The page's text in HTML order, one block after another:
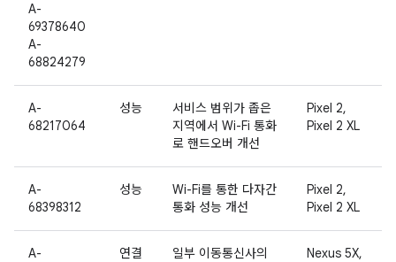
A-
69378640
A-
68824279
A-
68217064
성능
서비스 범위가 좁은
지역에서 Wi-Fi 통화
로 핸드오버 개선
Pixel 2,
Pixel 2 XL
A-
68398312
성능
Wi-Fi를 통한 다자간
통화 성능 개선
Pixel 2,
Pixel 2 XL
A-
연결
일부 이동통신사의
Nexus 5X,